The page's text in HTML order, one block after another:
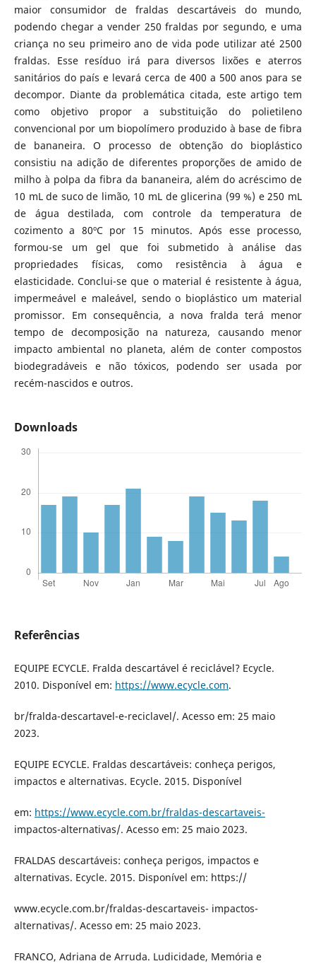
maior consumidor de fraldas descartáveis do mundo,
podendo chegar a vender 250 fraldas por segundo, e uma
criança no seu primeiro ano de vida pode utilizar até 2500
fraldas. Esse resíduo irá para diversos lixões e aterros
sanitários do país e levará cerca de 400 a 500 anos para se
decompor. Diante da problemática citada, este artigo tem
como objetivo propor a substituição do polietileno
convencional por um biopolímero produzido à base de fibra
de bananeira. O processo de obtenção do bioplástico
consistiu na adição de diferentes proporções de amido de
milho à polpa da fibra da bananeira, além do acréscimo de
10 mL de suco de limão, 10 mL de glicerina (99 %) e 250 mL
de água destilada, com controle da temperatura de
cozimento a 80ºC por 15 minutos. Após esse processo,
formou-se um gel que foi submetido à análise das
propriedades físicas, como resistência à água e
elasticidade. Conclui-se que o material é resistente à água,
impermeável e maleável, sendo o bioplástico um material
promissor. Em consequência, a nova fralda terá menor
tempo de decomposição na natureza, causando menor
impacto ambiental no planeta, além de conter compostos
biodegradáveis e não tóxicos, podendo ser usada por
recém-nascidos e outros.
Downloads
Referências
EQUIPE ECYCLE. Fralda descartável é reciclável? Ecycle.
2010. Disponível em: https://www.ecycle.com.
br/fralda-descartavel-e-reciclavel/. Acesso em: 25 maio
2023.
EQUIPE ECYCLE. Fraldas descartáveis: conheça perigos,
impactos e alternativas. Ecycle. 2015. Disponível
em: https://www.ecycle.com.br/fraldas-descartaveis-
impactos-alternativas/. Acesso em: 25 maio 2023.
FRALDAS descartáveis: conheça perigos, impactos e
alternativas. Ecycle. 2015. Disponível em: https://
www.ecycle.com.br/fraldas-descartaveis- impactos-
alternativas/. Acesso em: 25 maio 2023.
FRANCO, Adriana de Arruda. Ludicidade, Memória e